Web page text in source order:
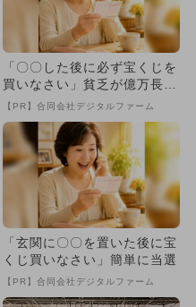
「〇〇した後に必ず宝くじを
買いなさい」貧乏が億万長者
に
【PR】合同会社デジタルファーム
「玄関に〇〇を置いた後に宝
くじ買いなさい」簡単に当選
【PR】合同会社デジタルファーム